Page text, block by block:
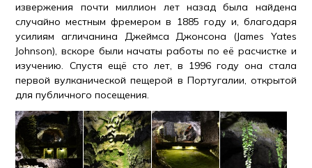
извержения почти миллион лет назад была найдена
случайно местным фремером в 1885 году и, благодаря
усилиям агличанина Джеймса Джонсона (James Yates
Johnson), вскоре были начаты работы по её расчистке и
изучению. Спустя ещё сто лет, в 1996 году она стала
первой вулканической пещерой в Португалии, открытой
для публичного посещения.